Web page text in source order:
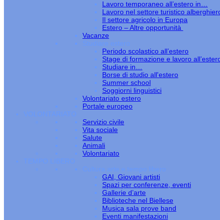
Lavoro temporaneo all’estero in…
Lavoro nel settore turistico
Il settore agricolo in Europa
Estero – Altre opportunità
Vacanze
Studiare estero
Periodo scolastico all’estero
Stage di formazione e lavoro
Studiare in…
Borse di studio all'estero
Summer school
Soggiorni linguistici
Volontariato estero
Portale europeo
VOLONTARIATO
Servizio civile
Vita sociale
Salute
Animali
Volontariato
TEMPO LIBERO
Cultura arte e tempo libero
GAI, Giovani artisti
Spazi per conferenze, eventi
Gallerie d’arte
Biblioteche nel Biellese
Musica sala prove band
Eventi manifestazioni